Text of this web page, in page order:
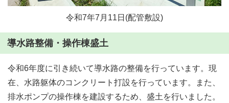
令和7年7月11日(配管敷設)
導水路整備・操作棟盛土
令和6年度に引き続いて導水路の整備を行っています。現
在、水路躯体のコンクリート打設を行っています。また、
排水ポンプの操作棟を建設するため、盛土を行いました。